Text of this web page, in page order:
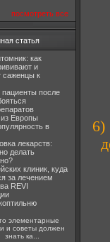
посмотреть все
статья
как
и
саженцы к
пациенты после
Европы
в
лекарств:
делать
клиник, куда
за лечением
REVI
элементарные
и советы должен
знать ка...
6)